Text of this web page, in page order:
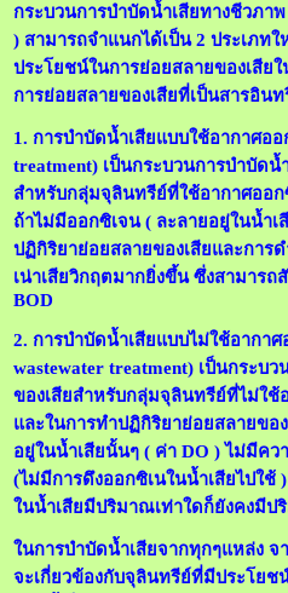
กระบวนการบำบัดน้ำเสียทางชีวภา
) สามารถจำแนกได้เป็น 2 ประเภ
ประโยชน์ในการย่อยสลายของเสีย
การย่อยสลายของเสียที่เป็นสารอิน
1. การบำบัดน้ำเสียแบบใช้อากาศอ
treatment) เป็นกระบวนการบำบัดน้
สำหรับกลุ่มจุลินทรีย์ที่ใช้อากาศออ
ถ้าไม่มีออกซิเจน ( ละลายอยู่ในน้ำ
ปฏิกิริยาย่อยสลายของเสียและการ
เน่าเสียวิกฤตมากยิ่งขึ้น ซึ่งสามารถ
BOD
2. การบำบัดน้ำเสียแบบไม่ใช้อากา
wastewater treatment) เป็นกระบ
ของเสียสำหรับกลุ่มจุลินทรีย์ที่ไม่ใช้
และในการทำปฏิกิริยาย่อยสลายขอ
อยู่ในน้ำเสียนั้นๆ ( ค่า DO ) ไม่มีค
(ไม่มีการดึงออกซิเนในน้ำเสียไปใ
ในน้ำเสียมีปริมาณเท่าใดก็ยังคงมีป
ในการบำบัดน้ำเสียจากทุกๆแหล่ง จ
จะเกี่ยวข้องกับจุลินทรีย์ที่มีประโยช